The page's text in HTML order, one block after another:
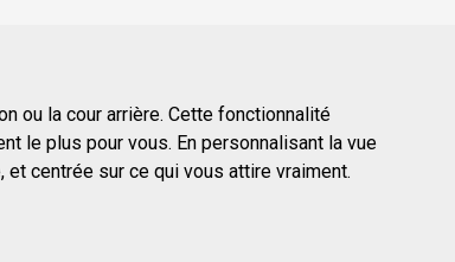
ou la cour arrière. Cette fonctionnalité
le plus pour vous. En personnalisant la vue
centrée sur ce qui vous attire vraiment.